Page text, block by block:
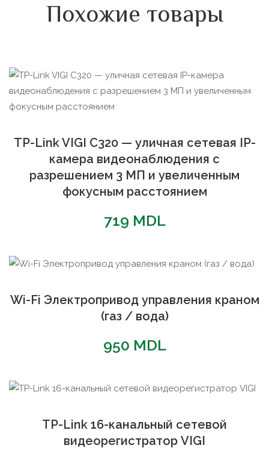
Похожие товары
TP-Link VIGI C320 — уличная сетевая IP-
камера видеонаблюдения с
разрешением 3 МП и увеличенным
фокусным расстоянием
719 MDL
Wi-Fi Электропривод управления краном
(газ / вода)
950 MDL
TP-Link 16-канальный сетевой
видеорегистратор VIGI